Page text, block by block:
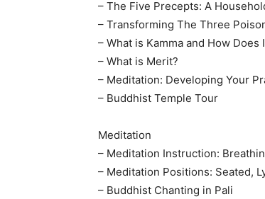
– The Five Precepts: A
– Transforming The Three
– What is Kamma and How Does
– What is Merit?
– Meditation: Developing Your
– Buddhist Temple Tour
Meditation
– Meditation Instruction:
– Meditation Positions: Seated,
– Buddhist Chanting in Pali